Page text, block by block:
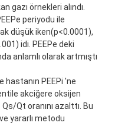
gazı örnekleri alındı.
periyodu ile
düşük iken(p<0.0001),
idi. PEEPe deki
anlamlı olarak artmıştı
hastanın PEEPi 'ne
akciğere oksijen
Qt oranını azalttı. Bu
yararlı metodu